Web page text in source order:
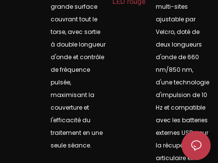
grande surface
couvrant tout le
torse, avec sortie
à double longueur
d'onde et contrôle
de fréquence
pulsée,
maximisant la
couverture et
l'efficacité du
traitement en une
seule séance.
multi-sites
ajustable par
Velcro, doté de
deux longueurs
d'onde de 660
nm/850 nm,
d'une technologie
d'impulsion de 10
Hz et compatible
avec les batteries
externes USB pour
la récupération
articulaire et